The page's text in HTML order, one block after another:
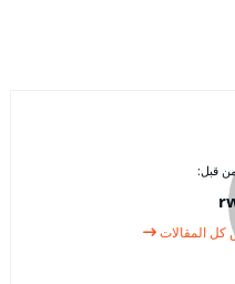
قبل:
المقالات